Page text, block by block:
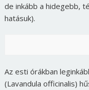
de inkább a hidegebb,
hatásuk).
Az esti órákban
(Lavandula officinalis)